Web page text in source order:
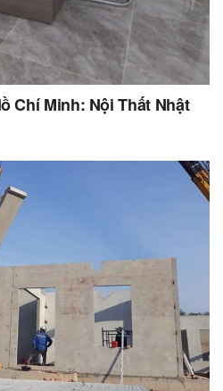
Chí Minh: Nội Thất Nhật